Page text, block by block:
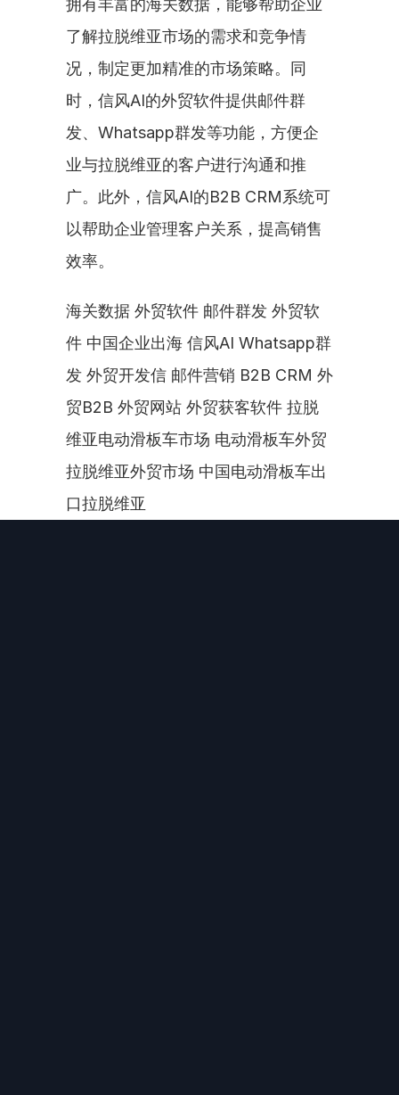
拥有丰富的海关数据，能够帮助企业
了解拉脱维亚市场的需求和竞争情
况，制定更加精准的市场策略。同
时，信风AI的外贸软件提供邮件群
发、Whatsapp群发等功能，方便企
业与拉脱维亚的客户进行沟通和推
广。此外，信风AI的B2B CRM系统可
以帮助企业管理客户关系，提高销售
效率。
海关数据 外贸软件 邮件群发 外贸软
件 中国企业出海 信风AI Whatsapp群
发 外贸开发信 邮件营销 B2B CRM 外
贸B2B 外贸网站 外贸获客软件 拉脱
维亚电动滑板车市场 电动滑板车外贸
拉脱维亚外贸市场 中国电动滑板车出
口拉脱维亚